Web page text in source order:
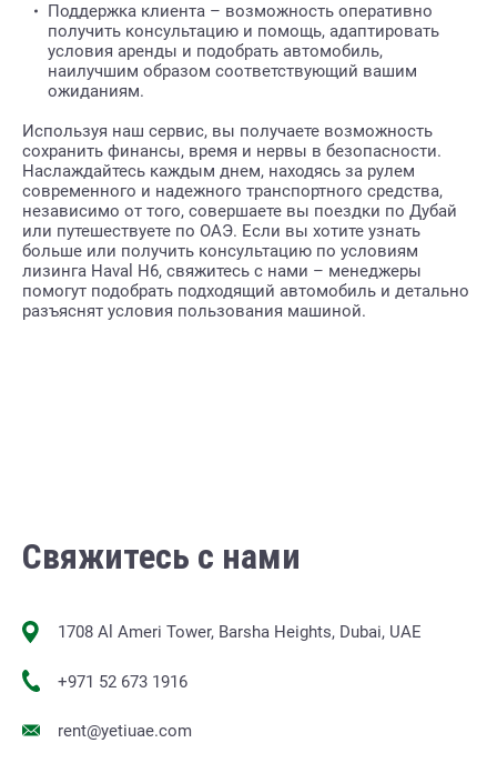
Поддержка клиента – возможность оперативно
получить консультацию и помощь, адаптировать
условия аренды и подобрать автомобиль,
наилучшим образом соответствующий вашим
ожиданиям.
Используя наш сервис, вы получаете возможность
сохранить финансы, время и нервы в безопасности.
Наслаждайтесь каждым днем, находясь за рулем
современного и надежного транспортного средства,
независимо от того, совершаете вы поездки по Дубай
или путешествуете по ОАЭ. Если вы хотите узнать
больше или получить консультацию по условиям
лизинга Haval H6, свяжитесь с нами – менеджеры
помогут подобрать подходящий автомобиль и детально
разъяснят условия пользования машиной.
Свяжитесь с нами
1708 Al Ameri Tower, Barsha Heights, Dubai, UAE
+971 52 673 1916
rent@yetiuae.com